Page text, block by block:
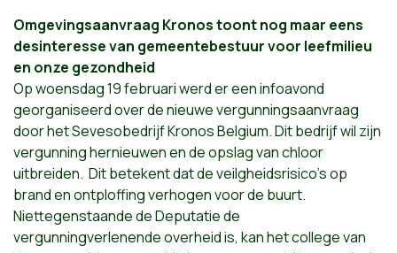
Omgevingsaanvraag Kronos toont nog maar eens
desinteresse van gemeentebestuur voor leefmilieu
en onze gezondheid
Op woensdag 19 februari werd er een infoavond
georganiseerd over de nieuwe vergunningsaanvraag
door het Sevesobedrijf Kronos Belgium. Dit bedrijf wil zijn
vergunning hernieuwen en de opslag van chloor
uitbreiden. Dit betekent dat de veilgheidsrisico’s op
brand en ontploffing verhogen voor de buurt.
Niettegenstaande de Deputatie de
vergunningverlenende overheid is, kan het college van